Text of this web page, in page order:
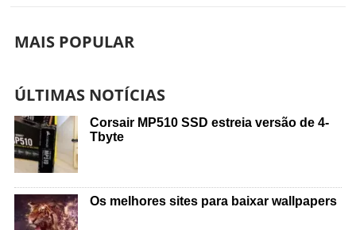
MAIS POPULAR
ÚLTIMAS NOTÍCIAS
Corsair MP510 SSD estreia versão de 4-
Tbyte
Os melhores sites para baixar wallpapers